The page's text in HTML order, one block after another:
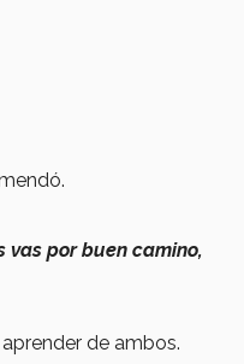
vas por buen camino,
aprender de ambos.